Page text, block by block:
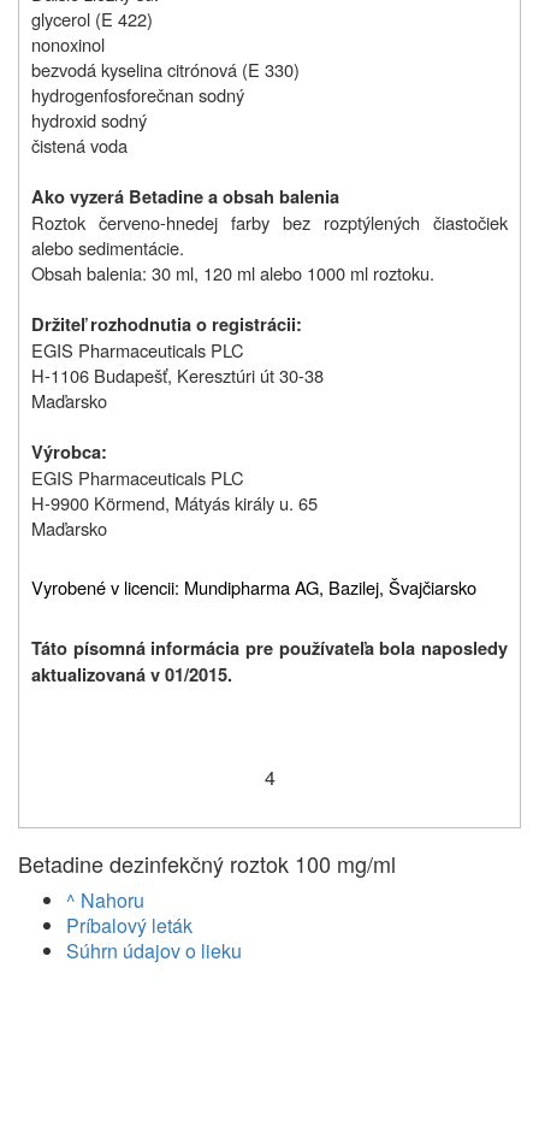
glycerol (E 422)
nonoxinol
bezvodá kyselina citrónová (E 330)
hydrogenfosforečnan sodný
hydroxid sodný
čistená voda
Ako vyzerá Betadine a obsah balenia
Roztok červeno-hnedej farby bez rozptýlených čiastočiek
alebo sedimentácie.
Obsah balenia: 30 ml, 120 ml alebo 1000 ml roztoku.
Držiteľ rozhodnutia o registrácii:
EGIS Pharmaceuticals PLC
H-1106 Budapešť, Keresztúri út 30-38
Maďarsko
Výrobca:
EGIS Pharmaceuticals PLC
H-9900 Körmend, Mátyás király u. 65
Maďarsko
Vyrobené v licencii: Mundipharma AG, Bazilej, Švajčiarsko
Táto písomná informácia pre používateľa bola naposledy
aktualizovaná v 01/2015.
4
Betadine dezinfekčný roztok 100 mg/ml
^ Nahoru
Príbalový leták
Súhrn údajov o lieku